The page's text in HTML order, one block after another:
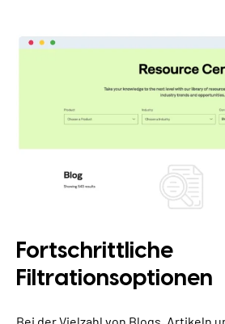
Fortschrittliche
Filtrationsoptionen